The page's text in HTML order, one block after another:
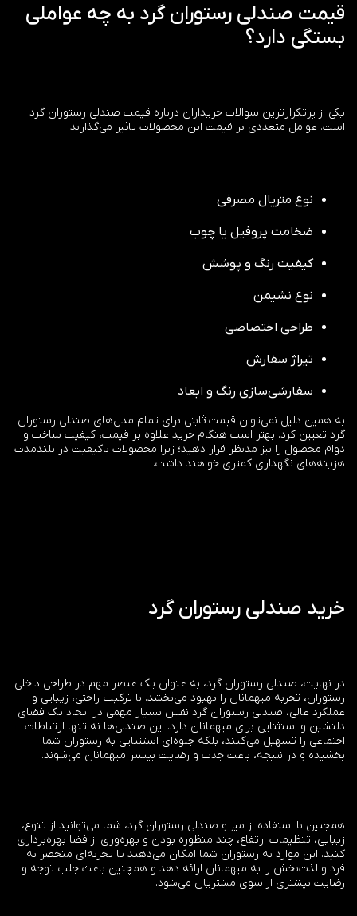
قیمت صندلی رستوران گرد به چه عواملی
بستگی دارد؟
یکی از پرتکرارترین سوالات خریداران درباره قیمت صندلی رستوران گرد
است. عوامل متعددی بر قیمت این محصولات تاثیر می‌گذارند:
نوع متریال مصرفی
ضخامت پروفیل یا چوب
کیفیت رنگ و پوشش
نوع نشیمن
طراحی اختصاصی
تیراژ سفارش
سفارشی‌سازی رنگ و ابعاد
به همین دلیل نمی‌توان قیمت ثابتی برای تمام مدل‌های صندلی رستوران
گرد تعیین کرد. بهتر است هنگام خرید علاوه بر قیمت، کیفیت ساخت و
دوام محصول را نیز مدنظر قرار دهید؛ زیرا محصولات باکیفیت در بلندمدت
هزینه‌های نگهداری کمتری خواهند داشت.
خرید صندلی رستوران گرد
در نهایت، صندلی رستوران گرد، به عنوان یک عنصر مهم در طراحی داخلی
رستوران، تجربه میهمانان را بهبود می‌بخشد. با ترکیب راحتی، زیبایی و
عملکرد عالی، صندلی رستوران گرد نقش بسیار مهمی در ایجاد یک فضای
دلنشین و استثنایی برای میهمانان دارد. این صندلی‌ها نه تنها ارتباطات
اجتماعی را تسهیل می‌کنند، بلکه جلوه‌ای استثنایی به رستوران شما
بخشیده و در نتیجه، باعث جذب و رضایت بیشتر میهمانان می‌شوند.
همچنین با استفاده از میز و صندلی رستوران گرد، شما می‌توانید از تنوع،
زیبایی، تنظیمات ارتفاع، چند منظوره بودن و بهره‌وری از فضا بهره‌برداری
کنید. این موارد به رستوران شما امکان می‌دهند تا تجربه‌ای منحصر به
فرد و لذت‌بخش را به میهمانان ارائه دهد و همچنین باعث جلب توجه و
رضایت بیشتری از سوی مشتریان می‌شود.